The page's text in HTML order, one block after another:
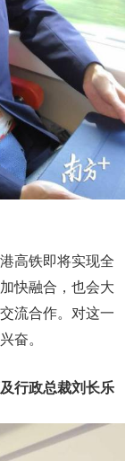
高铁即将实现全
快融合，也会大
流合作。对这一
奋。
行政总裁刘长乐